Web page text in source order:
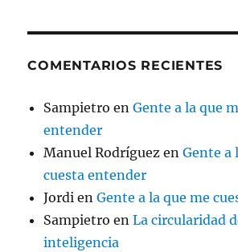
COMENTARIOS RECIENTES
Sampietro enGente a la que
entender
Manuel Rodríguez enGente a
cuesta entender
Jordi enGente a la que me
Sampietro enLa circularidad
inteligencia